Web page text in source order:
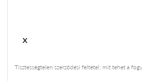
x
Tisztességtelen szerződési feltétel: mit tehet a